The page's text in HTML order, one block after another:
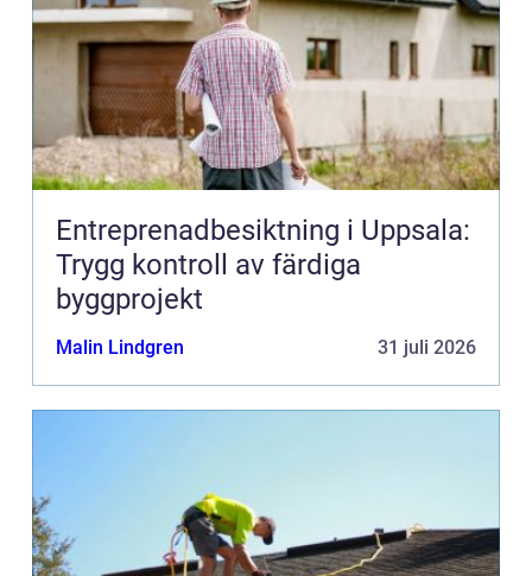
Entreprenadbesiktning i Uppsala:
Trygg kontroll av färdiga
byggprojekt
Malin Lindgren 31 juli 2026